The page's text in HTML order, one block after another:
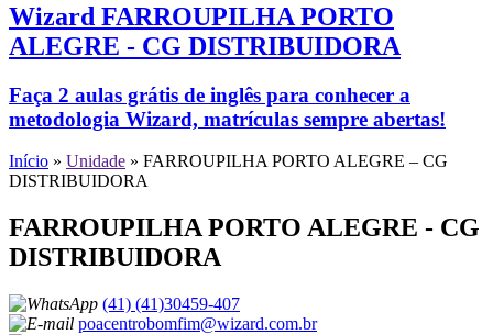
Wizard FARROUPILHA PORTO
ALEGRE - CG DISTRIBUIDORA
Faça 2 aulas grátis de inglês para conhecer a
metodologia Wizard, matrículas sempre abertas!
Início » Unidade » FARROUPILHA PORTO ALEGRE – CG
DISTRIBUIDORA
FARROUPILHA PORTO ALEGRE - CG
DISTRIBUIDORA
(41) (41)30459-407
poacentrobomfim@wizard.com.br